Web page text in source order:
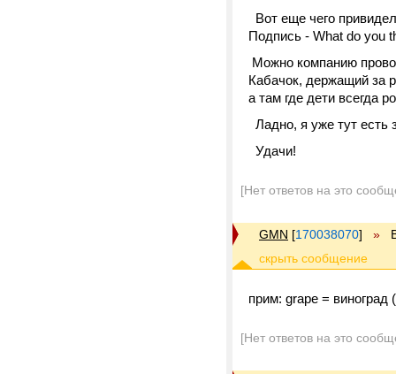
Вот еще чего
Подпись - What do you
Можно компанию
Кабачок, держащий за
а там где дети всегда
Ладно, я уже тут есть
Удачи!
[Нет ответов на это
GMN [170038070] »
прим: grape =
[Нет ответов на это